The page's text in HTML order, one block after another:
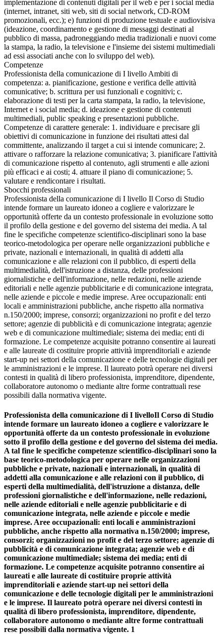
implementazione di contenuti digitali per il web e per i social media
(internet, intranet, siti web, siti di social network, CD-ROM
promozionali, ecc.); e) funzioni di produzione testuale e audiovisiva
(ideazione, coordinamento e gestione di messaggi destinati al
pubblico di massa, padroneggiando media tradizionali e nuovi come
la stampa, la radio, la televisione e l'insieme dei sistemi multimediali
ad essi associati anche con lo sviluppo del web).
Competenze
Professionista della comunicazione di I livello Ambiti di
competenza: a. pianificazione, gestione e verifica delle attività
comunicative; b. scrittura per usi funzionali e cognitivi; c.
elaborazione di testi per la carta stampata, la radio, la televisione,
Internet e i social media; d. ideazione e gestione di contenuti
multimediali, public speaking e presentazioni pubbliche.
Competenze di carattere generale: 1. individuare e precisare gli
obiettivi di comunicazione in funzione dei risultati attesi dal
committente, analizzando il target a cui si intende comunicare; 2.
attivare o rafforzare la relazione comunicativa; 3. pianificare l'attività
di comunicazione rispetto al contenuto, agli strumenti e alle azioni
più efficaci e ai costi; 4. attuare il piano di comunicazione; 5.
valutare e rendicontare i risultati.
Sbocchi professionali
Professionista della comunicazione di I livello Il Corso di Studio
intende formare un laureato idoneo a cogliere e valorizzare le
opportunità offerte da un contesto professionale in evoluzione sotto
il profilo della gestione e del governo del sistema dei media. A tal
fine le specifiche competenze scientifico-disciplinari sono la base
teorico-metodologica per operare nelle organizzazioni pubbliche e
private, nazionali e internazionali, in qualità di addetti alla
comunicazione e alle relazioni con il pubblico, di esperti della
multimedialità, dell'istruzione a distanza, delle professioni
giornalistiche e dell'informazione, nelle redazioni, nelle aziende
editoriali e nelle agenzie pubblicitarie e di comunicazione integrata,
nelle aziende e piccole e medie imprese. Aree occupazionali: enti
locali e amministrazioni pubbliche, anche rispetto alla normativa
n.150/2000; imprese, consorzi; organizzazioni no profit e del terzo
settore; agenzie di pubblicità e di comunicazione integrata; agenzie
web e di comunicazione multimediale; sistema dei media; enti di
formazione. Le competenze acquisite potranno consentire ai laureati
e alle laureate di costituire proprie attività imprenditoriali e aziende
start-up nei settori della comunicazione e delle tecnologie digitali per
le amministrazioni e le imprese. Il laureato potrà operare nei diversi
contesti in qualità di libero professionista, imprenditore, dipendente,
collaboratore autonomo o mediante altre forme contrattuali rese
possibili dalla normativa vigente.
Professionista della comunicazione di I livelloIl Corso di Studio
intende formare un laureato idoneo a cogliere e valorizzare le
opportunità offerte da un contesto professionale in evoluzione
sotto il profilo della gestione e del governo del sistema dei media.
A tal fine le specifiche competenze scientifico-disciplinari sono la
base teorico-metodologica per operare nelle organizzazioni
pubbliche e private, nazionali e internazionali, in qualità di
addetti alla comunicazione e alle relazioni con il pubblico, di
esperti della multimedialità, dell'istruzione a distanza, delle
professioni giornalistiche e dell'informazione, nelle redazioni,
nelle aziende editoriali e nelle agenzie pubblicitarie e di
comunicazione integrata, nelle aziende e piccole e medie
imprese. Aree occupazionali: enti locali e amministrazioni
pubbliche, anche rispetto alla normativa n.150/2000; imprese,
consorzi; organizzazioni no profit e del terzo settore; agenzie di
pubblicità e di comunicazione integrata; agenzie web e di
comunicazione multimediale; sistema dei media; enti di
formazione. Le competenze acquisite potranno consentire ai
laureati e alle laureate di costituire proprie attività
imprenditoriali e aziende start-up nei settori della
comunicazione e delle tecnologie digitali per le amministrazioni
e le imprese. Il laureato potrà operare nei diversi contesti in
qualità di libero professionista, imprenditore, dipendente,
collaboratore autonomo o mediante altre forme contrattuali
rese possibili dalla normativa vigente. 1